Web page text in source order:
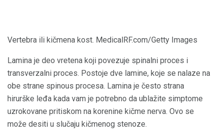
Vertebra ili kičmena kost. MedicalRF.com/Getty Images
Lamina je deo vretena koji povezuje spinalni proces i
transverzalni proces. Postoje dve lamine, koje se nalaze na
obe strane spinous procesa. Lamina je često strana
hirurške leđa kada vam je potrebno da ublažite simptome
uzrokovane pritiskom na korenine kičme nerva. Ovo se
može desiti u slučaju kičmenog stenoze.